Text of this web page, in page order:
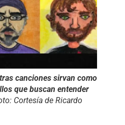
canciones sirvan como
que buscan entender
Cortesía de Ricardo